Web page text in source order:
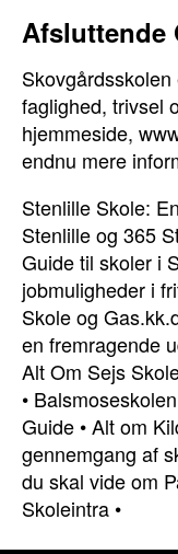
Afsluttende
faglighed, trivsel
hjemmeside,
endnu mere
Stenlille Skole:
Stenlille og 365
Guide til skoler i
jobmuligheder i
Skole og
en fremragende
Alt Om Sejs
•
Guide •Alt om
gennemgang af
du skal vide om
Skoleintra •